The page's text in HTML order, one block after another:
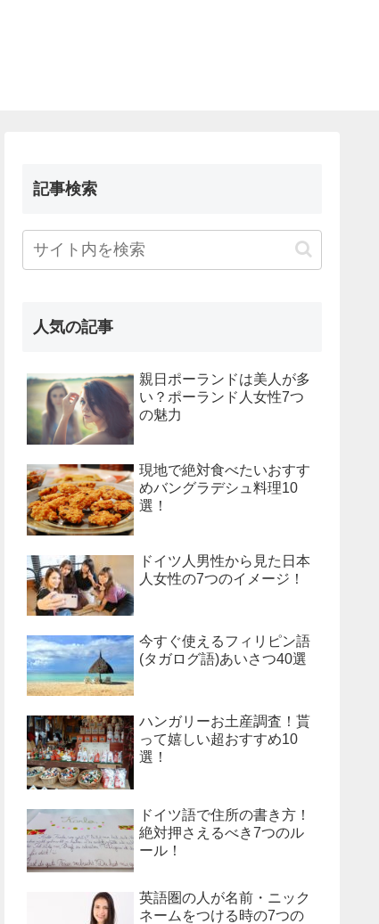
記事検索
人気の記事
親日ポーランドは美人が多
い？ポーランド人女性7つ
の魅力
現地で絶対食べたいおすす
めバングラデシュ料理10
選！
ドイツ人男性から見た日本
人女性の7つのイメージ！
今すぐ使えるフィリピン語
(タガログ語)あいさつ40選
ハンガリーお土産調査！貰
って嬉しい超おすすめ10
選！
ドイツ語で住所の書き方！
絶対押さえるべき7つのル
ール！
英語圏の人が名前・ニック
ネームをつける時の7つの